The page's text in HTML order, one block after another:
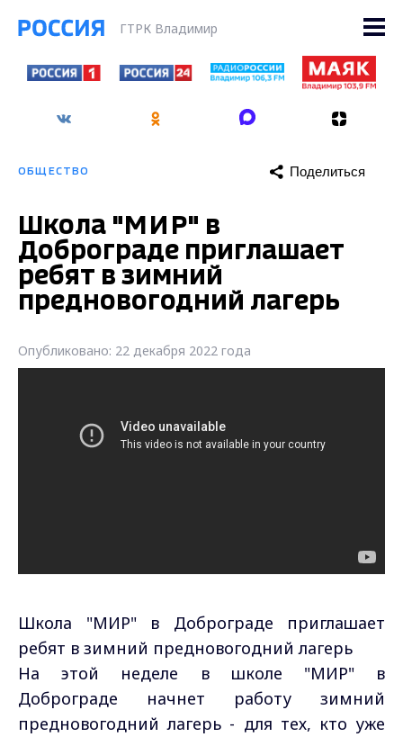
ГТРК Владимир
ОБЩЕСТВО Поделиться
Школа "МИР" в
Доброграде приглашает
ребят в зимний
предновогодний лагерь
Опубликовано: 22 декабря 2022 года
Школа "МИР" в Доброграде приглашает
ребят в зимний предновогодний лагерь
На этой неделе в школе "МИР" в
Доброграде начнет работу зимний
предновогодний лагерь - для тех, кто уже